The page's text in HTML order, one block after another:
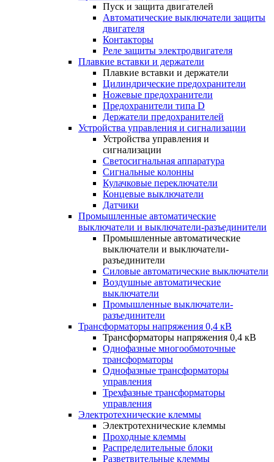
Пуск и защита двигателей
Автоматические выключатели защиты
двигателя
Контакторы
Реле защиты электродвигателя
Плавкие вставки и держатели
Плавкие вставки и держатели
Цилиндрические предохранители
Ножевые предохранители
Предохранители типа D
Держатели предохранителей
Устройства управления и сигнализации
Устройства управления и
сигнализации
Светосигнальная аппаратура
Сигнальные колонны
Кулачковые переключатели
Концевые выключатели
Датчики
Промышленные автоматические
выключатели и выключатели-разъединители
Промышленные автоматические
выключатели и выключатели-
разъединители
Силовые автоматические выключатели
Воздушные автоматические
выключатели
Промышленные выключатели-
разъединители
Трансформаторы напряжения 0,4 кВ
Трансформаторы напряжения 0,4 кВ
Однофазные многообмоточные
трансформаторы
Однофазные трансформаторы
управления
Трехфазные трансформаторы
управления
Электротехнические клеммы
Электротехнические клеммы
Проходные клеммы
Распределительные блоки
Разветвительные клеммы